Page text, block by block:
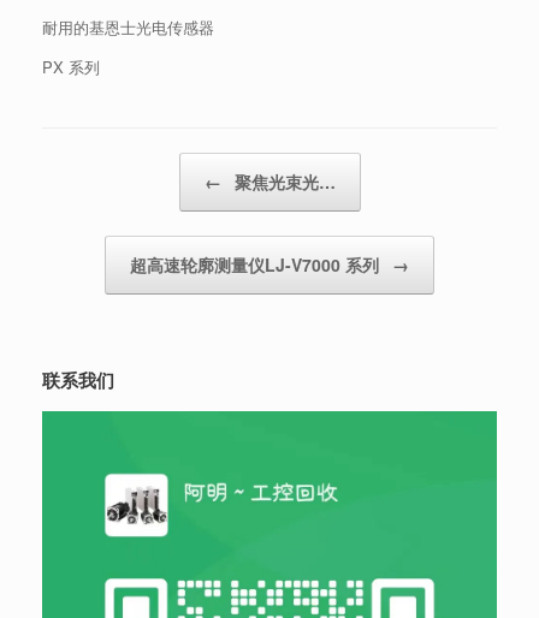
耐用的基恩士光电传感器
PX 系列
← 聚焦光束光…
超高速轮廓测量仪LJ-V7000 系列 →
联系我们